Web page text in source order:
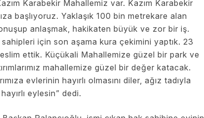
Karabekir Mahallemiz var. Kazım Karabekir
başlıyoruz. Yaklaşık 100 bin metrekare alan
anlaşmak, hakikaten büyük ve zor bir iş.
için son aşama kura çekimini yaptık. 23
ettik. Küçükali Mahallemize güzel bir park ve
mahallemize güzel bir değer katacak.
evlerinin hayırlı olmasını diler, ağız tadıyla
eylesin” dedi.